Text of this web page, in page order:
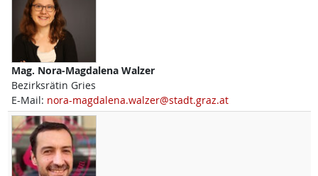
Mag. Nora-Magdalena Walzer
Bezirksrätin Gries
E-Mail: nora-magdalena.walzer@stadt.graz.at